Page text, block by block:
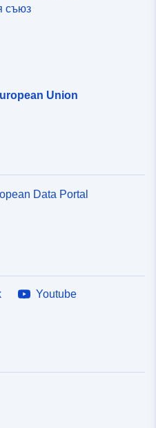
съюз
Union
Data Portal
Youtube